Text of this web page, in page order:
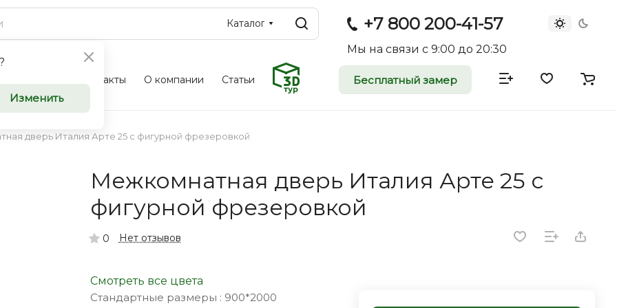
Изменить
Каталог +7 800 200-41-57
Мы на связи с 9:00 до 20:30
Контакты О компании Статьи Бесплатный замер
дверь Италия Арте 25 с фигурной фрезеровкой
Межкомнатная дверь Италия Арте 25 с
фигурной фрезеровкой
0 Нет отзывов
Смотреть все цвета
Стандартные размеры : 900*2000
и
приглашает к
дизайнеров и
Межкомнатные и
входные двери
Компания Saloondverei.ru приглашает к
сотрудничеству коммерческие